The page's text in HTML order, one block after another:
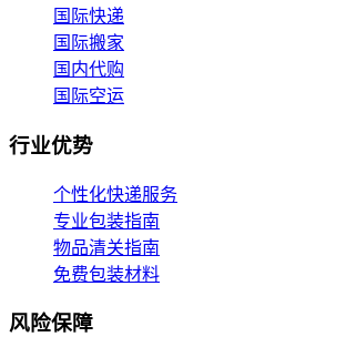
国际快递
国际搬家
国内代购
国际空运
行业优势
个性化快递服务
专业包装指南
物品清关指南
免费包装材料
风险保障